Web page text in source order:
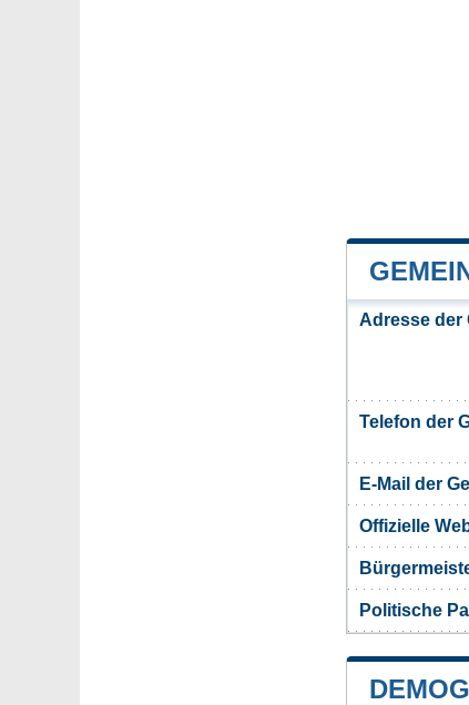
Adresse der
Telefon der
E-Mail der
Offizielle
Politische